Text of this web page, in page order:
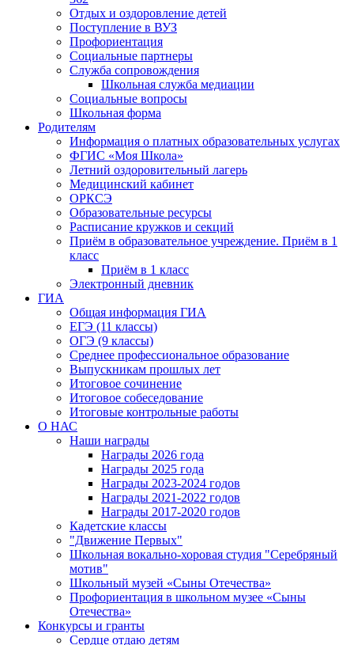
Отдых и оздоровление детей
Поступление в ВУЗ
Профориентация
Социальные партнеры
Служба сопровождения
Школьная служба медиации
Социальные вопросы
Школьная форма
Родителям
Информация о платных образовательных услугах
ФГИС «Моя Школа»
Летний оздоровительный лагерь
Медицинский кабинет
ОРКСЭ
Образовательные ресурсы
Расписание кружков и секций
Приём в образовательное учреждение. Приём в 1
класс
Приём в 1 класс
Электронный дневник
ГИА
Общая информация ГИА
ЕГЭ (11 классы)
ОГЭ (9 классы)
Среднее профессиональное образование
Выпускникам прошлых лет
Итоговое сочинение
Итоговое собеседование
Итоговые контрольные работы
О НАС
Наши награды
Награды 2026 года
Награды 2025 года
Награды 2023-2024 годов
Награды 2021-2022 годов
Награды 2017-2020 годов
Кадетские классы
"Движение Первых"
Школьная вокально-хоровая студия "Серебряный
мотив"
Школьный музей «Сыны Отечества»
Профориентация в школьном музее «Сыны
Отечества»
Конкурсы и гранты
Сердце отдаю детям